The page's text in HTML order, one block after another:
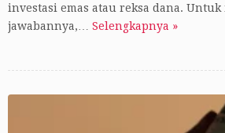
investasi emas atau reksa dana. Untuk
jawabannya,… Selengkapnya »